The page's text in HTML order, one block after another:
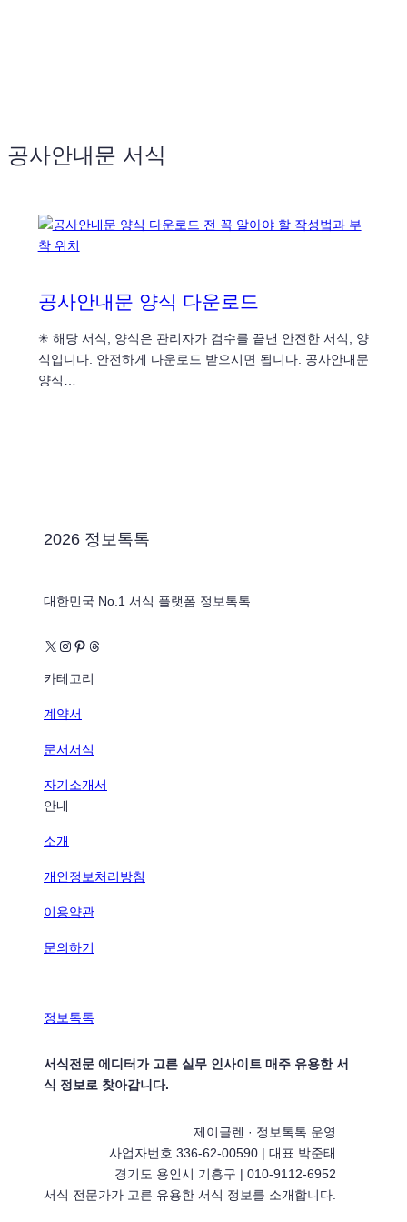
공사안내문 서식
공사안내문 양식 다운로드
✳ 해당 서식, 양식은 관리자가 검수를 끝낸 안전한 서식, 양
식입니다. 안전하게 다운로드 받으시면 됩니다. 공사안내문
양식…
2026 정보톡톡
대한민국 No.1 서식 플랫폼 정보톡톡
X Instagram Pinterest Threads
카테고리
계약서
문서서식
자기소개서
안내
소개
개인정보처리방침
이용약관
문의하기
정보톡톡
서식전문 에디터가 고른 실무 인사이트 매주 유용한 서
식 정보로 찾아갑니다.
제이글렌 · 정보톡톡 운영
사업자번호 336-62-00590 | 대표 박준태
경기도 용인시 기흥구 | 010-9112-6952
서식 전문가가 고른 유용한 서식 정보를 소개합니다.